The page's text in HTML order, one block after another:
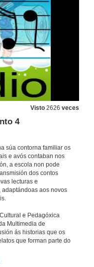
Visto 2626 veces
4
súa contorna familiar os
e avós contaban nos
a escola non pode
dos contos
lecturas e
aos novos
e Pedagóxica
Multimedia de
ás historias que os
que forman parte do